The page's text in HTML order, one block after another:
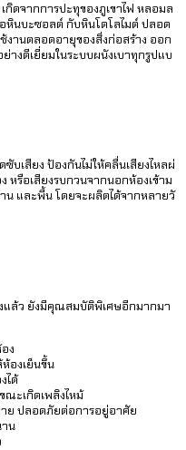
กิดจากการปะทุของภูเขาไฟ หลอมล
นบะซอลต์ กับหินโดโลไมต์ ปลอด
านตลอดอายุของสิ่งก่อสร้าง ออก
างดีเยี่ยมในระบบผนังเบาทุกรูปแบ
เสียง ป้องกันไม่ให้คลื่นเสียงไหลผ่
หรือเสียงรบกวนจากนอกห้องเข้าม
น และพื้น โดยจะผลิตได้จากหลายวั
แล้ว ยังมีคุณสมบัติพิเศษอีกมากมา
ง
องเย็นขึ้น
ได้
ะเกิดเพลิงไหม้
าย ปลอดภัยต่อการอยู่อาศัย
าน